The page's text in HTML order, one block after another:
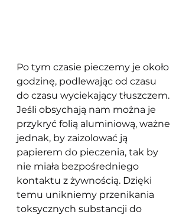
Po tym czasie pieczemy je około
godzinę, podlewając od czasu
do czasu wyciekający tłuszczem.
Jeśli obsychają nam można je
przykryć folią aluminiową, ważne
jednak, by zaizolować ją
papierem do pieczenia, tak by
nie miała bezpośredniego
kontaktu z żywnością. Dzięki
temu unikniemy przenikania
toksycznych substancji do